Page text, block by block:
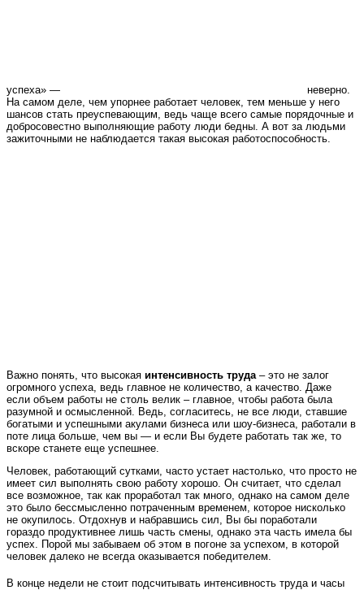
успеха» —
неверно.
На самом деле, чем упорнее работает человек, тем меньше у него
шансов стать преуспевающим, ведь чаще всего самые порядочные и
добросовестно выполняющие работу люди бедны. А вот за людьми
зажиточными не наблюдается такая высокая работоспособность.
Важно понять, что высокая интенсивность труда – это не залог
огромного успеха, ведь главное не количество, а качество. Даже
если объем работы не столь велик – главное, чтобы работа была
разумной и осмысленной. Ведь, согласитесь, не все люди, ставшие
богатыми и успешными акулами бизнеса или шоу-бизнеса, работали в
поте лица больше, чем вы — и если Вы будете работать так же, то
вскоре станете еще успешнее.
Человек, работающий сутками, часто устает настолько, что просто не
имеет сил выполнять свою работу хорошо. Он считает, что сделал
все возможное, так как проработал так много, однако на самом деле
это было бессмысленно потраченным временем, которое нисколько
не окупилось. Отдохнув и набравшись сил, Вы бы поработали
гораздо продуктивнее лишь часть смены, однако эта часть имела бы
успех. Порой мы забываем об этом в погоне за успехом, в которой
человек далеко не всегда оказывается победителем.
В конце недели не стоит подсчитывать интенсивность труда и часы